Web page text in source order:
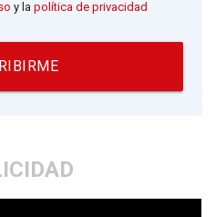
y lapolítica de privacidad